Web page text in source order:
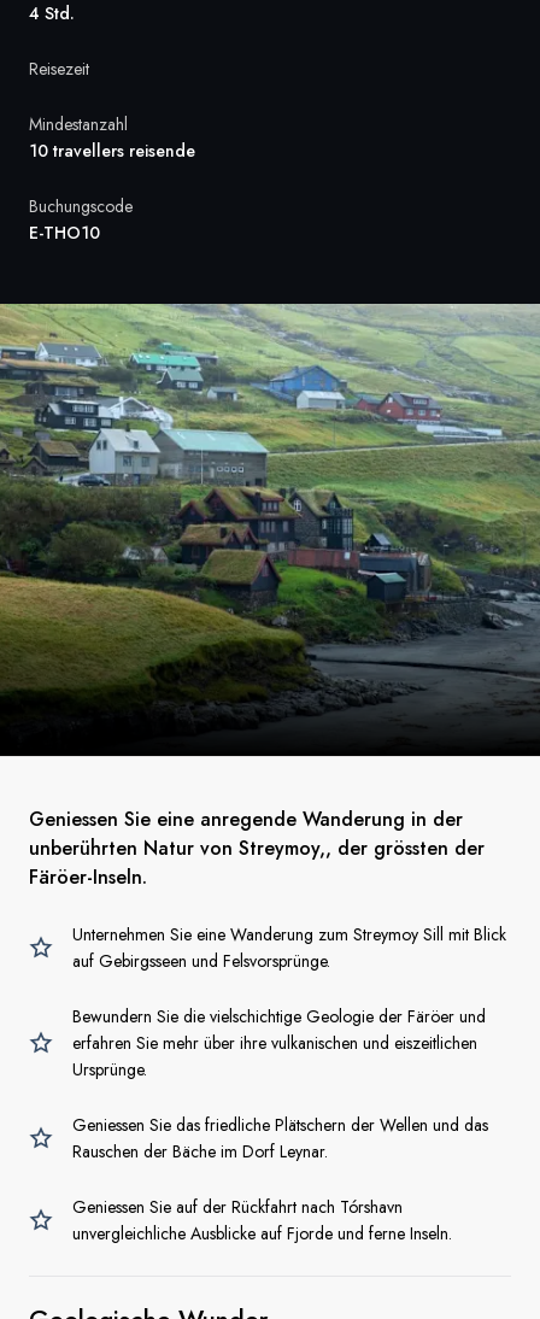
Norwegen
4 Std.
Reisezeit
Mindestanzahl
10 travellers reisende
Buchungscode
E-THO10
Geniessen Sie eine anregende Wanderung in der
unberührten Natur von Streymoy,, der grössten der
Färöer-Inseln.
Unternehmen Sie eine Wanderung zum Streymoy Sill mit Blick
auf Gebirgsseen und Felsvorsprünge.
Bewundern Sie die vielschichtige Geologie der Färöer und
erfahren Sie mehr über ihre vulkanischen und eiszeitlichen
Ursprünge.
Geniessen Sie das friedliche Plätschern der Wellen und das
Rauschen der Bäche im Dorf Leynar.
Geniessen Sie auf der Rückfahrt nach Tórshavn
unvergleichliche Ausblicke auf Fjorde und ferne Inseln.